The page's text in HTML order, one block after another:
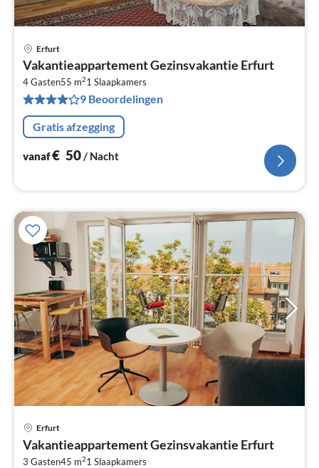
Erfurt
Vakantieappartement Gezinsvakantie Erfurt
4 Gasten55 m21 Slaapkamers
9 Beoordelingen
Gratis afzegging
vanaf€ 50/ Nacht
Erfurt
Vakantieappartement Gezinsvakantie Erfurt
3 Gasten45 m21 Slaapkamers